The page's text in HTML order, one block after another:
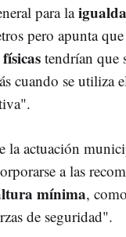
para la
pero apunta
tendrían que
cuando se utiliza
la actuación
a las
mínima,
de seguridad".